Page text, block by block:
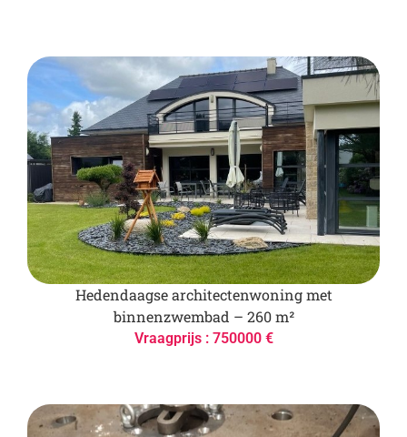
Hedendaagse architectenwoning met
binnenzwembad – 260 m²
Vraagprijs : 750000 €